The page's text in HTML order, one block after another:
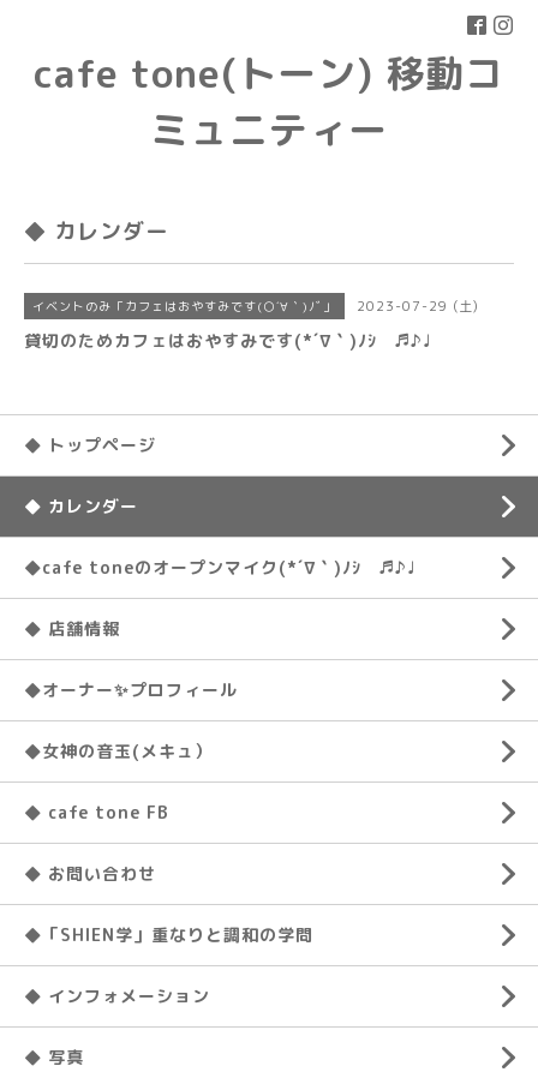
cafe tone(トーン) 移動コ
ミュニティー
◆ カレンダー
イベントのみ「カフェはおやすみです(○´∀｀)ﾉﾞ」 2023-07-29 (土)
貸切のためカフェはおやすみです(*´∇｀)ﾉｼ ♬♪♩
◆ トップページ
◆ カレンダー
◆cafe toneのオープンマイク(*´∇｀)ﾉｼ ♬♪♩
◆ 店舗情報
◆オーナー✨プロフィール
◆女神の音玉(メキュ）
◆ cafe tone FB
◆ お問い合わせ
◆「SHIEN学」重なりと調和の学問
◆ インフォメーション
◆ 写真